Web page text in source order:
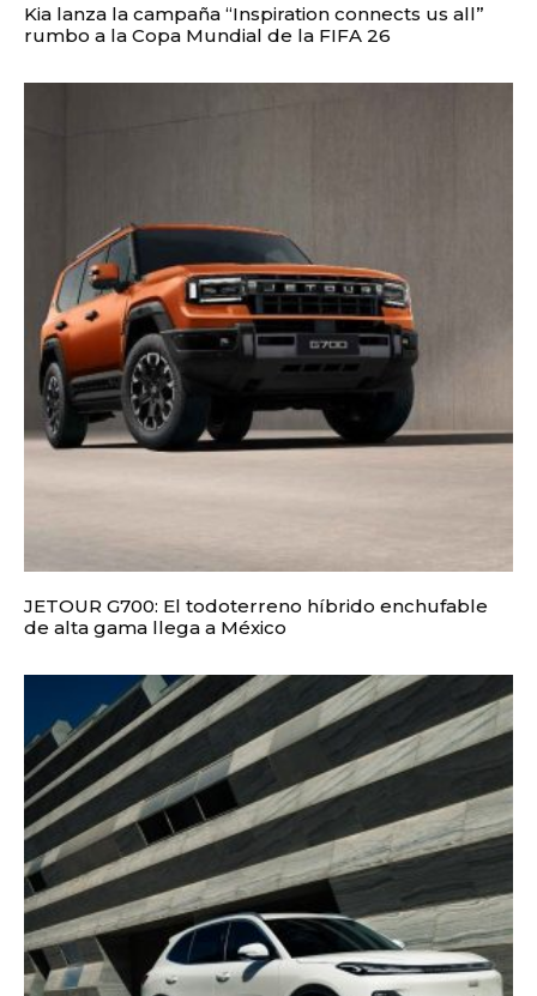
Kia lanza la campaña “Inspiration connects us all”
rumbo a la Copa Mundial de la FIFA 26
JETOUR G700: El todoterreno híbrido enchufable
de alta gama llega a México